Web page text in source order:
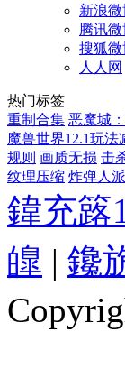
新浪
腾讯
搜狐微
人人网
热门标签
重制合集 恶魔城
魔兽世界12.1玩法
规则 画质无损 击
纹理压缩 炸弹人
鍏充簬
皥 | 鑱